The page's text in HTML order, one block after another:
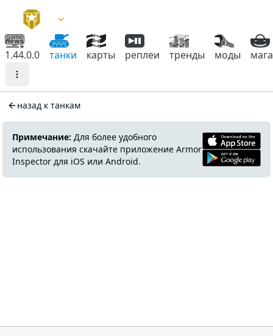
1.44.0.0 танки карты реплеи тренды моды
назад к танкам
Примечание: Для более удобного
использования скачайте приложение Armor
Inspector для iOS или Android.